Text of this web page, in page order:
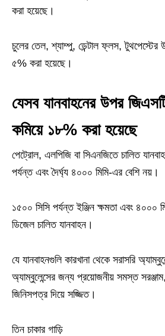
করা হয়েছে।
চুলের তেল, শ্যাম্পু, ডেন্টাল ফ্লস,
৫% করা হয়েছে।
যেসব যানবাহনের উপর
কমিয়ে ১৮% করা হয়েছে
পেট্রোল, এলপিজি বা সিএনজিতে চালিত
পর্যন্ত এবং দৈর্ঘ্য ৪০০০ মিমি-এর বেশি নয়।
১৫০০ সিসি পর্যন্ত ইঞ্জিন ক্ষমতা এবং ৪০০০
ডিজেল চালিত যানবাহন।
যে যানবাহনগুলি কারখানা থেকে সরাসরি
অ্যাম্বুলেন্সের জন্য প্রয়োজনীয় সমস্ত
জিনিসপত্র দিয়ে সজ্জিত।
তিন চাকার গাড়ি